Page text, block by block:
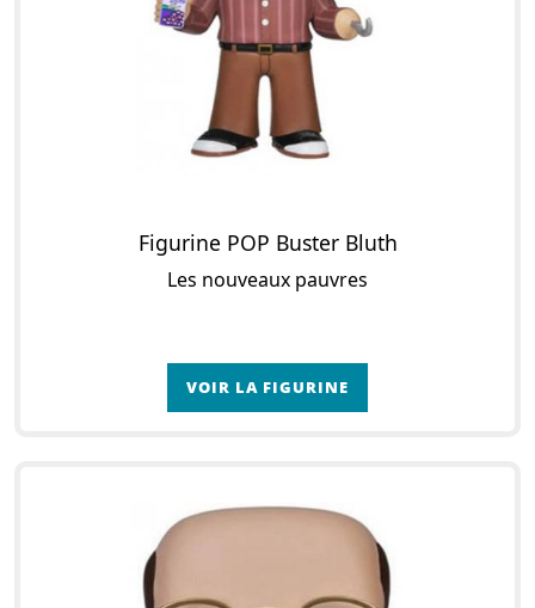
Figurine POP Buster Bluth
Les nouveaux pauvres
VOIR LA FIGURINE